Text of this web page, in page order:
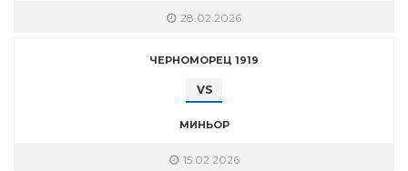
28.02.2026
ЧЕРНОМОРЕЦ 1919
VS
МИНЬОР
15.02.2026